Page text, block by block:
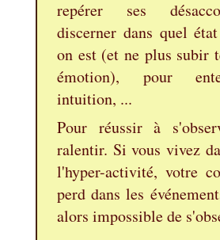
repérer ses
discerner dans quel
on est (et ne plus subir
émotion), pour
intuition, ...
Pour réussir à
ralentir. Si vous vivez
l'hyper-activité, votre
perd dans les
alors impossible de